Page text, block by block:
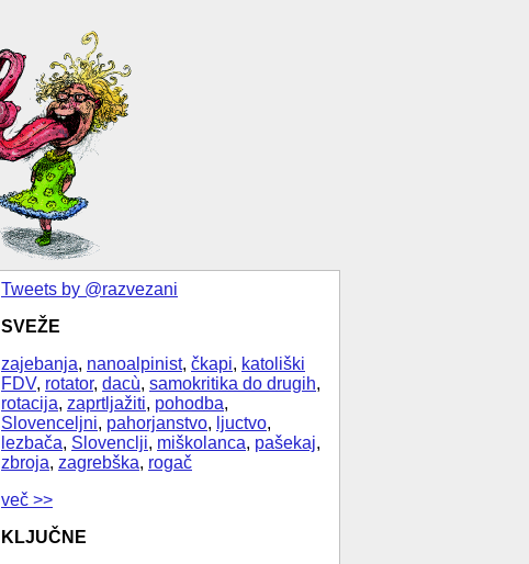
Tweets by @razvezani
SVEŽE
zajebanja, nanoalpinist, čkapi, katoliški
FDV, rotator, dacù, samokritika do drugih,
rotacija, zaprtljažiti, pohodba,
Slovenceljni, pahorjanstvo, ljuctvo,
lezbača, Slovenclji, miškolanca, pašekaj,
zbroja, zagrebška, rogač
več >>
KLJUČNE